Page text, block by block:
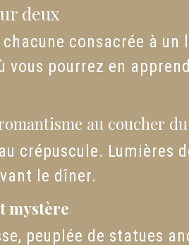
deux
consacrée à
vous pourrez en
au coucher
crépuscule. Lumières
le dîner.
mystère
peuplée de statues